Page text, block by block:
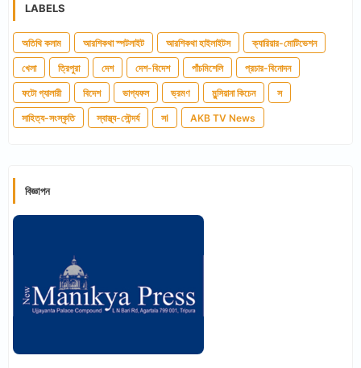
LABELS
অতিথি কলাম আরশিকথা স্পটলাইট আরশিকথা হাইলাইটস ক্যারিয়ার-মোটিভেশন
খেলা ত্রিপুরা দেশ দেশ-বিদেশ পাঁচমিশেলি প্রচার-বিনোদন
ফটো গ্যালারী বিদেশ ভাগ্যফল ভ্রমণ মুন্সিয়ানা কিচেন স
সাহিত্য-সংস্কৃতি স্বাস্থ্য-সৌন্দর্য সl AKB TV News
বিজ্ঞাপন